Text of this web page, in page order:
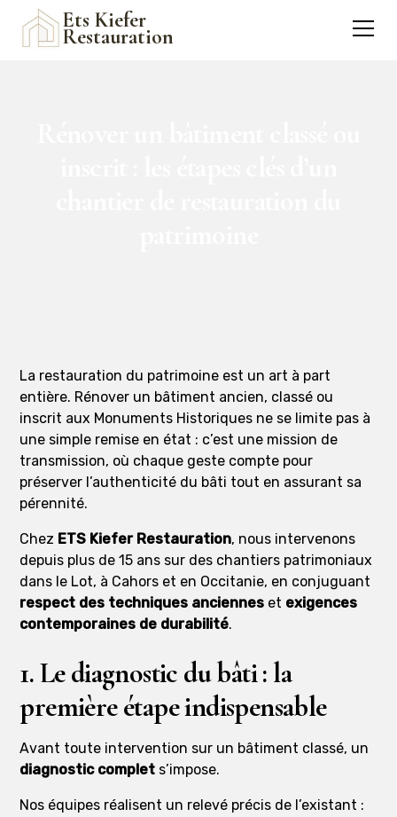
Ets Kiefer
Restauration
La restauration du patrimoine est un art à part
entière. Rénover un bâtiment ancien, classé ou
inscrit aux Monuments Historiques ne se limite pas à
une simple remise en état : c’est une mission de
transmission, où chaque geste compte pour
préserver l’authenticité du bâti tout en assurant sa
pérennité.
Chez ETS Kiefer Restauration, nous intervenons
depuis plus de 15 ans sur des chantiers patrimoniaux
dans le Lot, à Cahors et en Occitanie, en conjuguant
respect des techniques anciennes et exigences
contemporaines de durabilité.
1. Le diagnostic du bâti : la
première étape indispensable
Avant toute intervention sur un bâtiment classé, un
diagnostic complet s’impose.
Nos équipes réalisent un relevé précis de l’existant :